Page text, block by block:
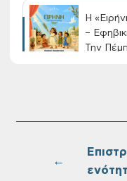
Η
–
Την
←